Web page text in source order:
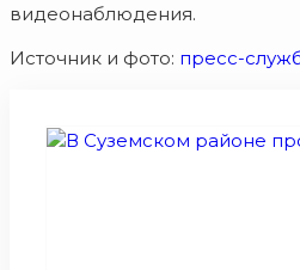
видеонаблюдения.
Источник и фото: пресс-